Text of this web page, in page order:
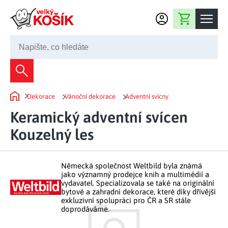
Nákupní košík
245 008 200
Dekorace
Bytové dekorace
Zahradní dekorace
Květiny a věnce
Světelné dekorace
Fontány a kašny
Velikonoční dekorace
Bytový textil
Předsíň a chodba
Koupelna a záchod
Ložnice a šatna
Kuchyně
Kuchyňské pomůcky
Prostírání a stolování
Příprava nápojů
Grilování a smažení
Koupelnový nábytek
Nábytek do předsíně
Zahrada
Zahradní doplňky
Dekorace Vánoční dekorace Adventní svícny
Keramický adventní svícen
Kouzelný les
Německá společnost Weltbild byla známá
jako významný prodejce knih a multimédií a
vydavatel. Specializovala se také na originální
bytové a zahradní dekorace, které díky dřívější
exkluzivní spolupráci pro ČR a SR stále
doprodáváme.